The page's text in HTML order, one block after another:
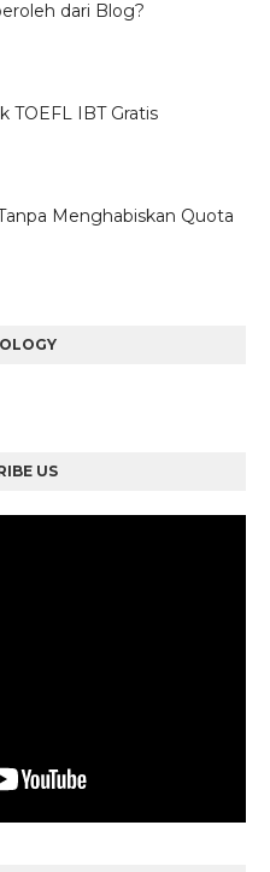
dari Blog?
TOEFL IBT Gratis
Menghabiskan Quota
US